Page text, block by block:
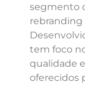
segmento
rebranding
tem foco
qualidade
oferecidos